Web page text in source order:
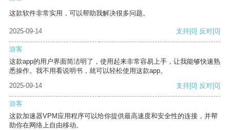
这款软件非常实用，可以帮助我解决很多问题。
2025-09-14 支持[0] 反对[0]
游客
这款app的用户界面简洁明了，使用起来非常容易上手，让我能够快速熟
悉操作。我不用看说明书，就可以轻松使用这款app。
2025-09-14
支持[0] 反对[0]
游客
这款加速器VPM应用程序可以给你提供最高速度和安全性的连接，并帮
助你在网络上自由移动。